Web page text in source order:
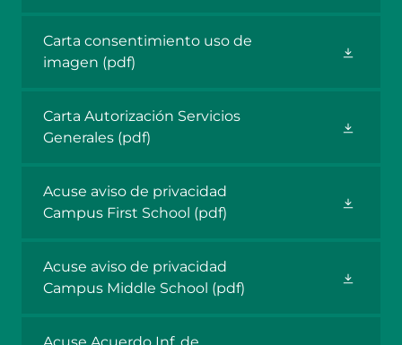
Carta consentimiento uso de
imagen (pdf)
Carta Autorización Servicios
Generales (pdf)
Acuse aviso de privacidad
Campus First School (pdf)
Acuse aviso de privacidad
Campus Middle School (pdf)